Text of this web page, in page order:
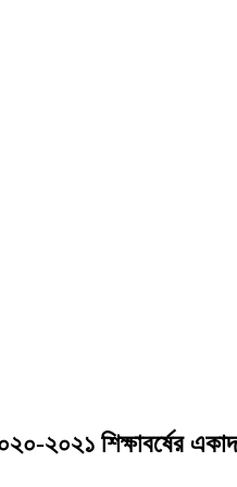
২০২১ শিক্ষাবর্ষের